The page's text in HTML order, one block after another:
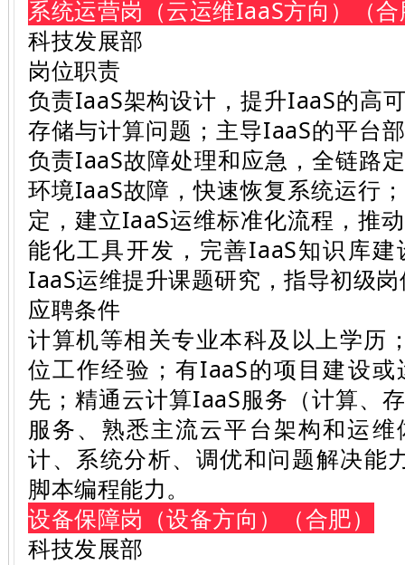
系统运营岗（云运维IaaS方向）（
科技发展部
岗位职责
负责IaaS架构设计，提升IaaS的高
存储与计算问题；主导IaaS的平台
负责IaaS故障处理和应急，全链路
环境IaaS故障，快速恢复系统运行
定，建立IaaS运维标准化流程，推
能化工具开发，完善IaaS知识库
IaaS运维提升课题研究，指导初级
应聘条件
计算机等相关专业本科及以上学历
位工作经验；有IaaS的项目建设
先；精通云计算IaaS服务（计算、
服务、熟悉主流云平台架构和运
计、系统分析、调优和问题解决能
脚本编程能力。
设备保障岗（设备方向）（合肥）
科技发展部